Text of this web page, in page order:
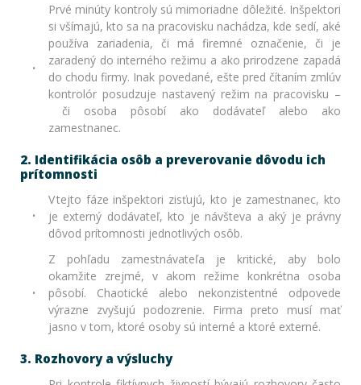
Prvé minúty kontroly sú mimoriadne dôležité. Inšpektori
si všímajú, kto sa na pracovisku nachádza, kde sedí, aké
používa zariadenia, či má firemné označenie, či je
zaradený do interného režimu a ako prirodzene zapadá
do chodu firmy. Inak povedané, ešte pred čítaním zmlúv
kontrolór posudzuje nastavený režim na pracovisku –
či osoba pôsobí ako dodávateľ alebo ako
zamestnanec.
2. Identifikácia osôb a preverovanie dôvodu ich
prítomnosti
V tejto fáze inšpektori zisťujú, kto je zamestnanec, kto
je externý dodávateľ, kto je návšteva a aký je právny
dôvod prítomnosti jednotlivých osôb.
Z pohľadu zamestnávateľa je kritické, aby bolo
okamžite zrejmé, v akom režime konkrétna osoba
pôsobí. Chaotické alebo nekonzistentné odpovede
výrazne zvyšujú podozrenie. Firma preto musí mať
jasno v tom, ktoré osoby sú interné a ktoré externé.
3. Rozhovory a výsluchy